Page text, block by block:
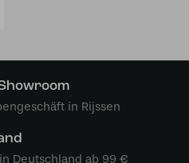
in Rijssen
Deutschland ab 99 €